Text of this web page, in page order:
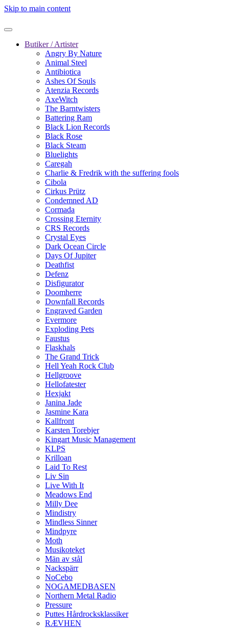
Skip to main content
Butiker / Artister
Angry By Nature
Animal Steel
Antibiotica
Ashes Of Souls
Atenzia Records
AxeWitch
The Barntwisters
Battering Ram
Black Lion Records
Black Rose
Black Steam
Bluelights
Caregah
Charlie & Fredrik with the suffering fools
Cibola
Cirkus Prütz
Condemned AD
Cormada
Crossing Eternity
CRS Records
Crystal Eyes
Dark Ocean Circle
Days Of Jupiter
Deathfist
Defenz
Disfigurator
Doomherre
Downfall Records
Engraved Garden
Evermore
Exploding Pets
Faustus
Flaskhals
The Grand Trick
Hell Yeah Rock Club
Hellgroove
Hellofatester
Hexjakt
Janina Jade
Jasmine Kara
Kallfront
Karsten Torebjer
Kingart Music Management
KLPS
Krilloan
Laid To Rest
Liv Sin
Live With It
Meadows End
Milly Dee
Mindistry
Mindless Sinner
Mindpyre
Moth
Musikoteket
Män av stål
Nackspärr
NoCebo
NOGAMEDBASEN
Northern Metal Radio
Pressure
Puttes Hårdrocksklassiker
RÆVHEN